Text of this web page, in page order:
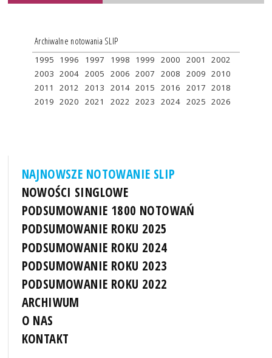
Archiwalne notowania SLIP
1995 1996 1997 1998 1999 2000 2001
2002
2003 2004 2005 2006 2007 2008 2009 2010
2011
2012 2013 2014 2015 2016 2017 2018
2019 2020 2021 2022 2023 2024 2025 2026
NAJNOWSZE NOTOWANIE SLIP
NOWOŚCI SINGLOWE
PODSUMOWANIE 1800 NOTOWAŃ
PODSUMOWANIE ROKU 2025
PODSUMOWANIE ROKU 2024
PODSUMOWANIE ROKU 2023
PODSUMOWANIE ROKU 2022
ARCHIWUM
O NAS
KONTAKT